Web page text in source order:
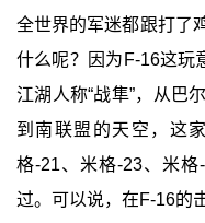
全世界的军迷都跟打了
什么呢？因为F-16这玩
江湖人称“战隼”，从巴
到南联盟的天空，这
格-21、米格-23、米
过。可以说，在F-16的